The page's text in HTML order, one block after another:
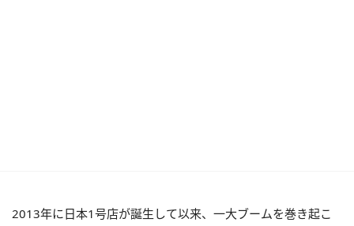
2013年に日本1号店が誕生して以来、一大ブームを巻き起こ